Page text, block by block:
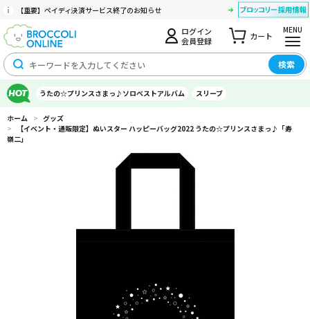
【重要】ペイディ決済サービス終了のお知らせ
ログイン
会員登録
カート
MENU
検索
うたの☆プリンスさまっ♪ソロベストアルバム スリーブ
ホーム > グッズ
>
【イベント・通販限定】ぬいスター ハッピーバッグ2022 うたの☆プリンスさまっ♪「寿
嶺二」